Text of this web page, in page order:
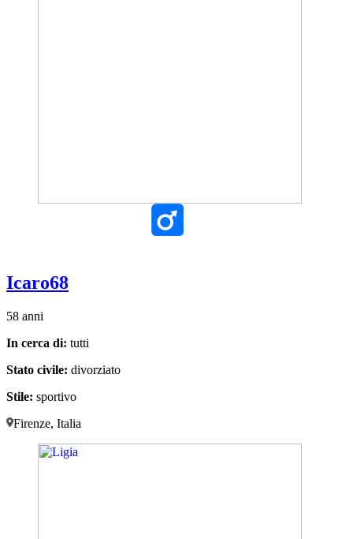
Icaro68
58 anni
In cerca di: tutti
Stato civile: divorziato
Stile: sportivo
Firenze, Italia